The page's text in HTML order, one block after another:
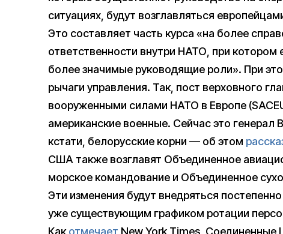
ситуациях, будут возглавляться
Это составляет часть курса «на более
ответственности внутри НАТО, при котором
более значимые руководящие роли». При
рычаги управления. Так, пост верховного
вооруженными силами НАТО в Европе
американские военные. Сейчас это
кстати, белорусские корни — об этом
США также возглавят Объединенное
морское командование и Объединенное
Эти изменения будут внедряться
уже существующим графиком ротации